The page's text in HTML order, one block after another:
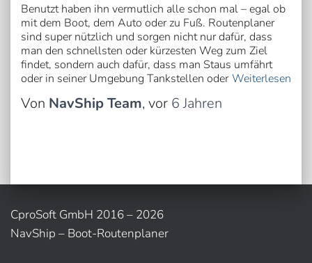
Benutzt haben ihn vermutlich alle schon mal – egal ob
mit dem Boot, dem Auto oder zu Fuß. Routenplaner
sind super nützlich und sorgen nicht nur dafür, dass
man den schnellsten oder kürzesten Weg zum Ziel
findet, sondern auch dafür, dass man Staus umfährt
oder in seiner Umgebung Tankstellen oder Weiterlesen
Von NavShip Team, vor 6 Jahren
CproSoft GmbH 2016 – 2026
NavShip – Boot-Routenplaner